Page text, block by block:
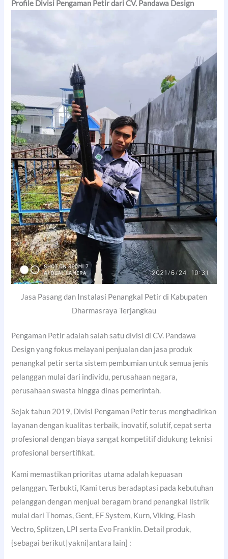
Profile Divisi Pengaman Petir dari CV. Pandawa Design
Jasa Pasang dan Instalasi Penangkal Petir di Kabupaten
Dharmasraya Terjangkau
Pengaman Petir adalah salah satu divisi di CV. Pandawa
Design yang fokus melayani penjualan dan jasa produk
penangkal petir serta sistem pembumian untuk semua jenis
pelanggan mulai dari individu, perusahaan negara,
perusahaan swasta hingga dinas pemerintah.
Sejak tahun 2019, Divisi Pengaman Petir terus menghadirkan
layanan dengan kualitas terbaik, inovatif, solutif, cepat serta
profesional dengan biaya sangat kompetitif didukung teknisi
profesional bersertifikat.
Kami memastikan prioritas utama adalah kepuasan
pelanggan. Terbukti, Kami terus beradaptasi pada kebutuhan
pelanggan dengan menjual beragam brand penangkal listrik
mulai dari Thomas, Gent, EF System, Kurn, Viking, Flash
Vectro, Splitzen, LPI serta Evo Franklin. Detail produk,
{sebagai berikut|yakni|antara lain] :